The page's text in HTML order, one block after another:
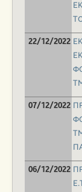
22/12/2022
07/12/2022
06/12/2022